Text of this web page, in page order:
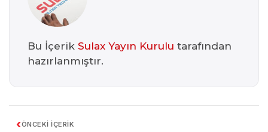
Bu İçerik Sulax Yayın Kurulu tarafından
hazırlanmıştır.
‹ÖNCEKİ İÇERİK